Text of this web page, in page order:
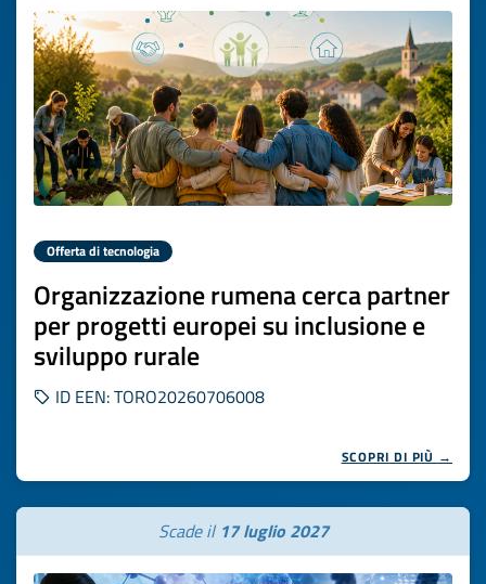
Offerta di tecnologia
Organizzazione rumena cerca partner
per progetti europei su inclusione e
sviluppo rurale
ID EEN: TORO20260706008
SCOPRI DI PIÙ →
Scade il 17 luglio 2027